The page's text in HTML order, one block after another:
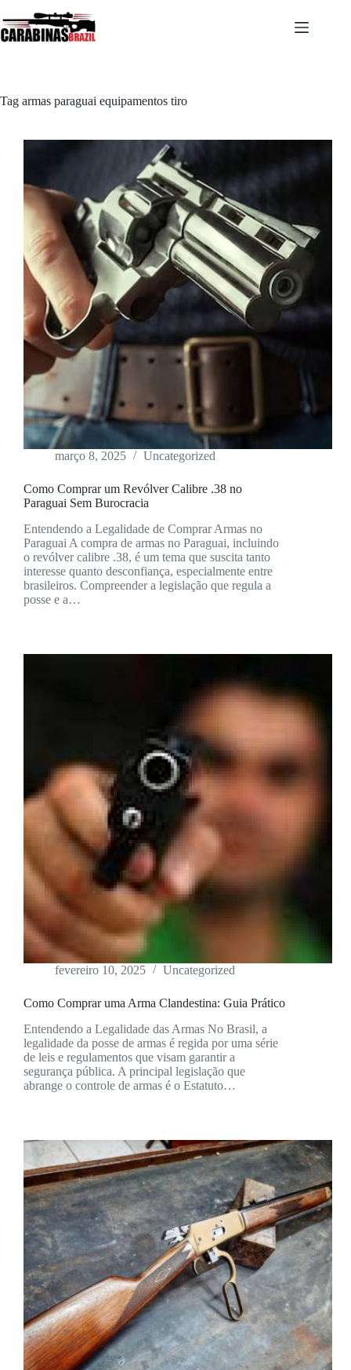
para
o
Tag armas paraguai equipamentos tiro
março 8, 2025 Uncategorized
Como Comprar um Revólver Calibre .38 no
Paraguai Sem Burocracia
Entendendo a Legalidade de Comprar Armas no
Paraguai A compra de armas no Paraguai, incluindo
o revólver calibre .38, é um tema que suscita tanto
interesse quanto desconfiança, especialmente entre
brasileiros. Compreender a legislação que regula a
posse e a…
fevereiro 10, 2025 Uncategorized
Como Comprar uma Arma Clandestina: Guia Prático
Entendendo a Legalidade das Armas No Brasil, a
legalidade da posse de armas é regida por uma série
de leis e regulamentos que visam garantir a
segurança pública. A principal legislação que
abrange o controle de armas é o Estatuto…